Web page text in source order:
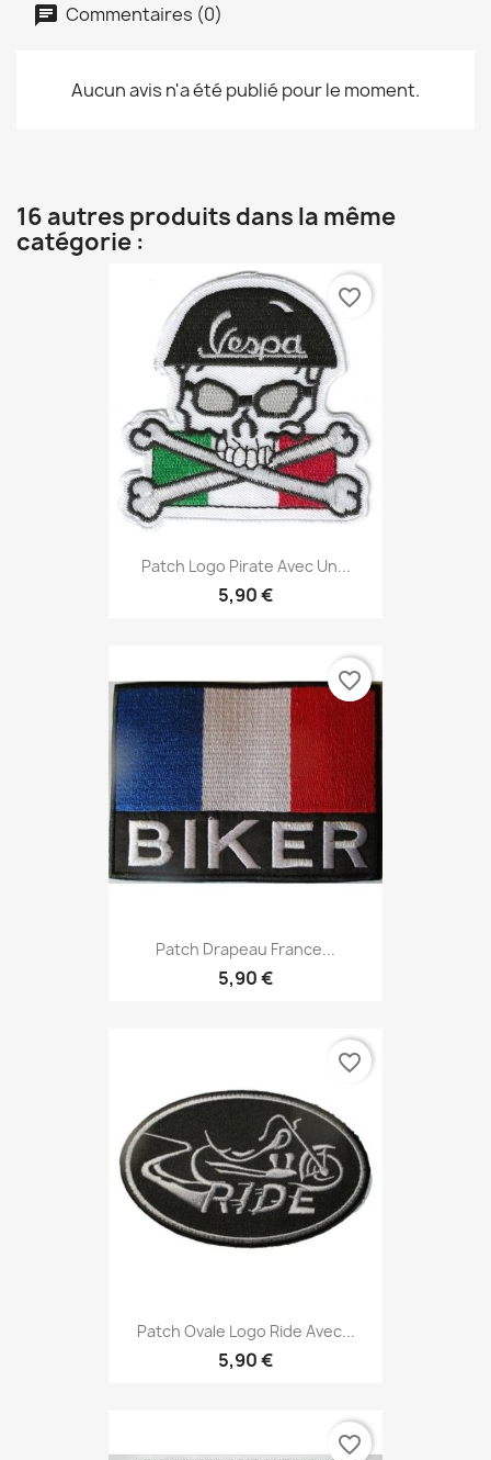
Commentaires (0)
Aucun avis n'a été publié pour le moment.
16 autres produits dans la même
catégorie :
Patch Logo Pirate Avec Un...
5,90 €
favorite_border
Patch Drapeau France...
5,90 €
favorite_border
Patch Ovale Logo Ride Avec...
5,90 €
favorite_border
favorite_border